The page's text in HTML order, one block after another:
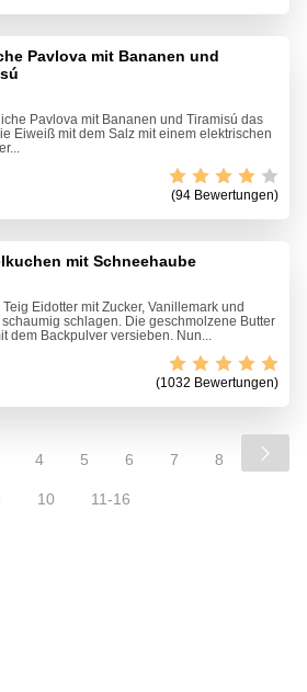
Pavlova mit Bananen und
Pavlova mit Bananen und Tiramisú das
Eiweiß mit dem Salz mit einem elektrischen
(94 Bewertungen)
mit Schneehaube
Teig Eidotter mit Zucker, Vanillemark und
schlagen. Die geschmolzene Butter
dem Backpulver versieben. Nun...
(1032 Bewertungen)
4 5 6 7 8
10 11-16